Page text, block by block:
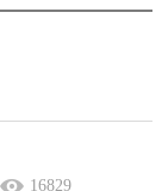
16829